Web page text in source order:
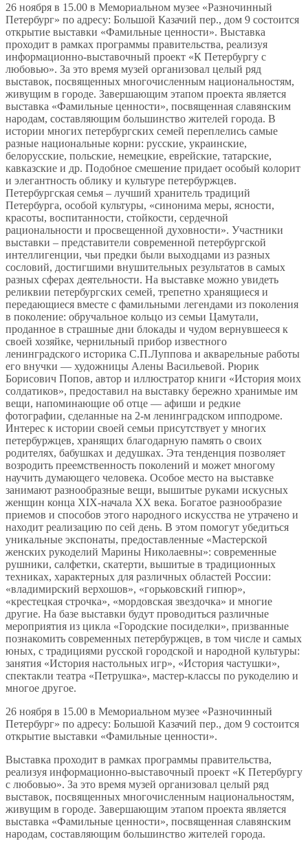
26 ноября в 15.00 в Мемориальном музее «Разночинный
Петербург» по адресу: Большой Казачий пер., дом 9 состоится
открытие выставки «Фамильные ценности». Выставка
проходит в рамках программы правительства, реализуя
информационно-выставочный проект «К Петербургу с
любовью». За это время музей организовал целый ряд
выставок, посвященных многочисленным национальностям,
живущим в городе. Завершающим этапом проекта является
выставка «Фамильные ценности», посвященная славянским
народам, составляющим большинство жителей города. В
истории многих петербургских семей переплелись самые
разные национальные корни: русские, украинские,
белорусские, польские, немецкие, еврейские, татарские,
кавказские и др. Подобное смешение придает особый колорит
и элегантность облику и культуре петербуржцев.
Петербургская семья – лучший хранитель традиций
Петербурга, особой культуры, «синонима меры, ясности,
красоты, воспитанности, стойкости, сердечной
рациональности и просвещенной духовности». Участники
выставки – представители современной петербургской
интеллигенции, чьи предки были выходцами из разных
сословий, достигшими внушительных результатов в самых
разных сферах деятельности. На выставке можно увидеть
реликвии петербургских семей, трепетно хранящиеся и
передающиеся вместе с фамильными легендами из поколения
в поколение: обручальное кольцо из семьи Цамутали,
проданное в страшные дни блокады и чудом вернувшееся к
своей хозяйке, чернильный прибор известного
ленинградского историка С.П.Луппова и акварельные работы
его внучки — художницы Алены Васильевой. Рюрик
Борисович Попов, автор и иллюстратор книги «История моих
солдатиков», предоставил на выставку бережно хранимые им
вещи, напоминающие об отце — афиши и редкие
фотографии, сделанные на 2-м ленинградском ипподроме.
Интерес к истории своей семьи присутствует у многих
петербуржцев, хранящих благодарную память о своих
родителях, бабушках и дедушках. Эта тенденция позволяет
возродить преемственность поколений и может многому
научить думающего человека. Особое место на выставке
занимают разнообразные вещи, вышитые руками искусных
женщин конца XIX-начала XX века. Богатое разнообразие
приемов и способов этого народного искусства не утрачено и
находит реализацию по сей день. В этом помогут убедиться
уникальные экспонаты, предоставленные «Мастерской
женских рукоделий Марины Николаевны»: современные
рушники, салфетки, скатерти, вышитые в традиционных
техниках, характерных для различных областей России:
«владимирский верхошов», «горьковский гипюр»,
«крестецкая строчка», «мордовская звездочка» и многие
другие. На базе выставки будут проводиться различные
мероприятия из цикла «Городские посиделки», призванные
познакомить современных петербуржцев, в том числе и самых
юных, с традициями русской городской и народной культуры:
занятия «История настольных игр», «История частушки»,
спектакли театра «Петрушка», мастер-классы по рукоделию и
многое другое.
26 ноября в 15.00 в Мемориальном музее «Разночинный
Петербург» по адресу: Большой Казачий пер., дом 9 состоится
открытие выставки «Фамильные ценности».
Выставка проходит в рамках программы правительства,
реализуя информационно-выставочный проект «К Петербургу
с любовью». За это время музей организовал целый ряд
выставок, посвященных многочисленным национальностям,
живущим в городе. Завершающим этапом проекта является
выставка «Фамильные ценности», посвященная славянским
народам, составляющим большинство жителей города.